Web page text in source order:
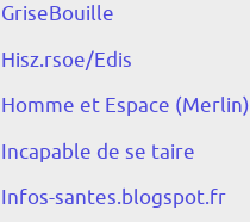
GriseBouille
Hisz.rsoe/Edis
Homme et Espace (Merlin)
Incapable de se taire
Infos-santes.blogspot.fr